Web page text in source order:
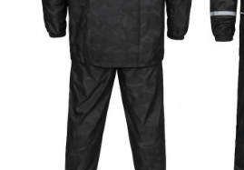
cantidad